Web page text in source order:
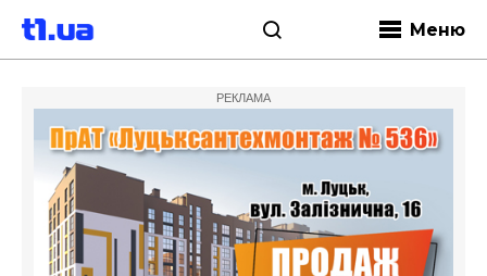
Меню
РЕКЛАМА